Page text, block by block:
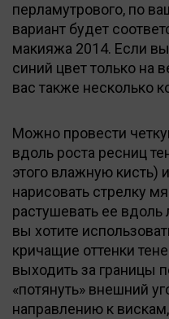
перламутрового, по
вариант будет
макияжа 2014. Если
синий цвет только на
вас также несколько
Можно провести
вдоль роста ресниц
этого влажную кисть)
нарисовать стрелку
растушевать ее вдоль
вы хотите
кричащие оттенки
выходить за границы
«потянуть» внешний
направлению к